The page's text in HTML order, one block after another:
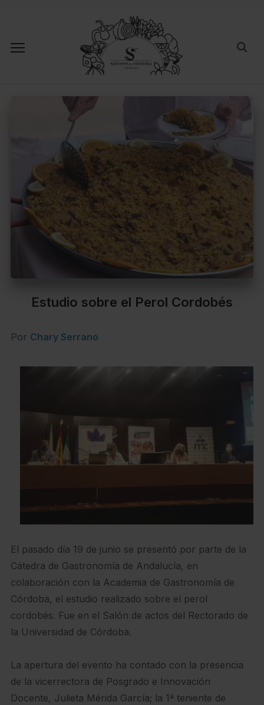
Estudio sobre el Perol Cordobés
Por Chary Serrano
El pasado día 19 de junio se presentó por parte de la
Cátedra de Gastronomía de Andalucía, en
colaboración con la Academia de Gastronomía de
Córdoba, el estudio realizado sobre el perol
cordobés. Fue en el Salón de actos del Rectorado de
la Universidad de Córdoba.
La apertura del evento ha contado con la presencia
de la vicerrectora de Posgrado e Innovación
Docente, Julieta Mérida García; la 1ª teniente de